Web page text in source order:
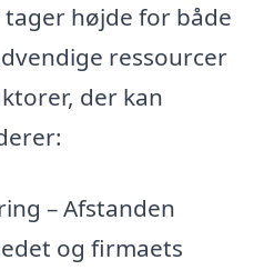
højde for både
ressourcer
der kan
– Afstanden
og firmaets